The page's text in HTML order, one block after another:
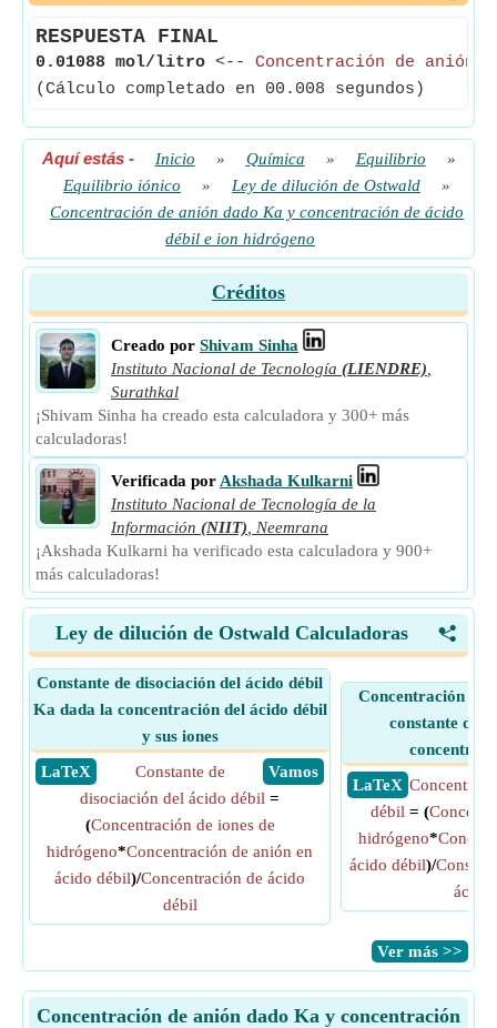
RESPUESTA FINAL
0.01088 mol/litro <-- Concentración de anión
(Cálculo completado en 00.008 segundos)
Aquí estás- Inicio » Química » Equilibrio
»
Equilibrio iónico
» Ley de dilución de Ostwald
»
Concentración de anión dado Ka y concentración de ácido
débil e ion hidrógeno
Créditos
Creado por Shivam Sinha
Instituto Nacional de Tecnología (LIENDRE)
Surathkal
¡Shivam Sinha ha creado esta calculadora y 300+ más
calculadoras!
Verificada por Akshada Kulkarni
Instituto Nacional de Tecnología de la
Información (NIIT)
Neemrana
¡Akshada Kulkarni ha verificado esta calculadora y 900+
más calculadoras!
<
Ley de dilución de Ostwald Calculadoras
Constante de disociación del ácido débil
Ka dada la concentración del ácido débil
y sus iones
​ LaTeX
​ Vamos
Constante de
disociación del ácido débil =
(Concentración de iones de
hidrógeno*Concentración de anión en
ácido débil)/Concentración de ácido
débil
Concentración de
constante de
​ LaTeX
débil = (
hidrógeno*
ácido débil)/
ácido
​Ver más >>
Concentración de anión dado Ka y concentración